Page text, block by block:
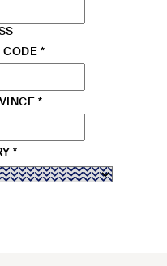
CODE *
*
*